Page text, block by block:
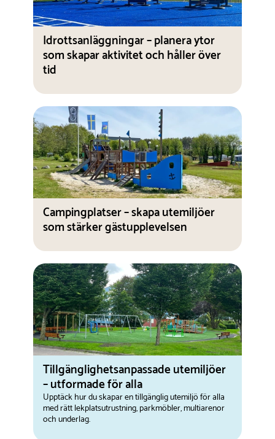
Idrottsanläggningar – planera ytor
som skapar aktivitet och håller över
tid
Campingplatser – skapa utemiljöer
som stärker gästupplevelsen
Tillgänglighetsanpassade utemiljöer
– utformade för alla
Upptäck hur du skapar en tillgänglig utemiljö för alla
med rätt lekplatsutrustning, parkmöbler, multiarenor
och underlag.